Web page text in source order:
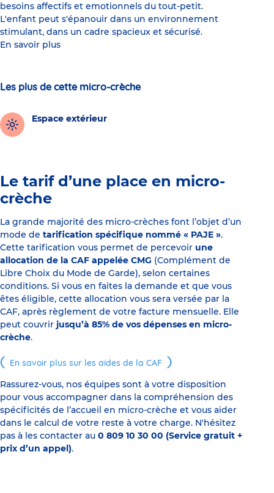
besoins affectifs et emotionnels du tout-petit.
L'enfant peut s'épanouir dans un environnement
stimulant, dans un cadre spacieux et sécurisé.
En savoir plus
Les plus de cette micro-crèche
Espace extérieur
Le tarif d’une place en micro-
crèche
La grande majorité des micro-crèches font l’objet d’un
mode de tarification spécifique nommé « PAJE ».
Cette tarification vous permet de percevoir une
allocation de la CAF appelée CMG (Complément de
Libre Choix du Mode de Garde), selon certaines
conditions. Si vous en faites la demande et que vous
êtes éligible, cette allocation vous sera versée par la
CAF, après règlement de votre facture mensuelle. Elle
peut couvrir jusqu’à 85% de vos dépenses en micro-
crèche.
En savoir plus sur les aides de la CAF
Rassurez-vous, nos équipes sont à votre disposition
pour vous accompagner dans la compréhension des
spécificités de l’accueil en micro-crèche et vous aider
dans le calcul de votre reste à votre charge. N'hésitez
pas à les contacter au 0 809 10 30 00 (Service gratuit +
prix d’un appel).